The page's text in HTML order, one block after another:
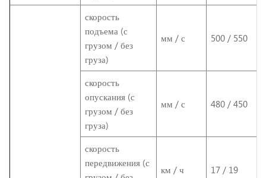
скорость
подъема (с
грузом / без
груза)
мм / с 500 / 550
скорость
опускания (с
грузом / без
груза)
мм / с 480 / 450
скорость
передвижения (с
км / ч 17 / 19